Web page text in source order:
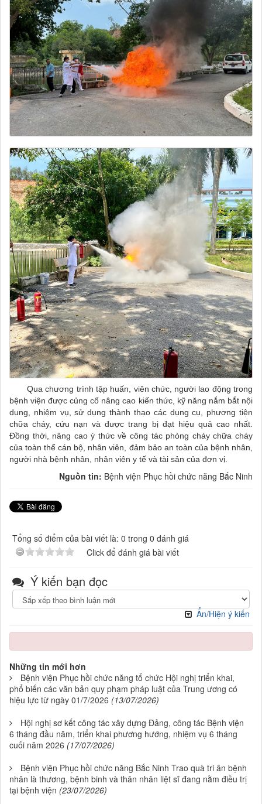
Qua chương trình tập huấn, viên chức, người lao động trong
bệnh viện được củng cố nâng cao kiến thức, kỹ năng nắm bắt nội
dung, nhiệm vụ, sử dụng thành thạo các dụng cụ, phương tiện
chữa cháy, cứu nạn và được trang bị đạt hiệu quả cao nhất.
Đồng thời, nâng cao ý thức về công tác phòng cháy chữa cháy
của toàn thể cán bộ, nhân viên, đảm bảo an toàn của bệnh nhân,
người nhà bệnh nhân, nhân viên y tế và tài sản của đơn vị.
Nguồn tin: Bệnh viện Phục hồi chức năng Bắc Ninh
Tổng số điểm của bài viết là: 0 trong 0 đánh giá
Click để đánh giá bài viết
Ý kiến bạn đọc
Ẩn/Hiện ý kiến
Những tin mới hơn
Bệnh viện Phục hồi chức năng tổ chức Hội nghị triển khai,
phổ biến các văn bản quy phạm pháp luật của Trung ương có
hiệu lực từ ngày 01/7/2026 (13/07/2026)
Hội nghị sơ kết công tác xây dựng Đảng, công tác Bệnh viện
6 tháng đầu năm, triển khai phương hướng, nhiệm vụ 6 tháng
cuối năm 2026 (17/07/2026)
Bệnh viện Phục hồi chức năng Bắc Ninh Trao quà tri ân bệnh
nhân là thương, bệnh binh và thân nhân liệt sĩ đang nằm điều trị
tại bệnh viện (23/07/2026)